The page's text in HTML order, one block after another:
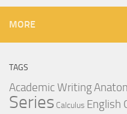
MORE
TAGS
Academic Writing
Series Calculus English